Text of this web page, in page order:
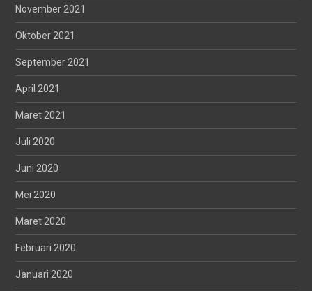
November 2021
Oktober 2021
September 2021
April 2021
Maret 2021
Juli 2020
Juni 2020
Mei 2020
Maret 2020
Februari 2020
Januari 2020